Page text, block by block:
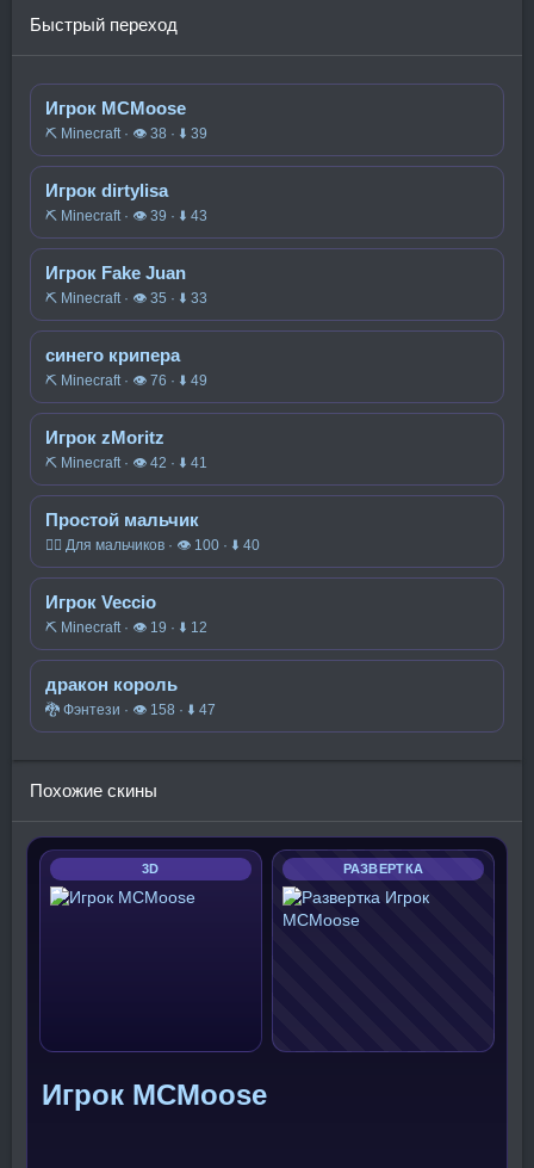
Быстрый переход
Игрок MCMoose
⛏️ Minecraft · 👁 38 · ⬇ 39
Игрок dirtylisa
⛏️ Minecraft · 👁 39 · ⬇ 43
Игрок Fake Juan
⛏️ Minecraft · 👁 35 · ⬇ 33
синего крипера
⛏️ Minecraft · 👁 76 · ⬇ 49
Игрок zMoritz
⛏️ Minecraft · 👁 42 · ⬇ 41
Простой мальчик
🧍‍♂️ Для мальчиков · 👁 100 · ⬇ 40
Игрок Veccio
⛏️ Minecraft · 👁 19 · ⬇ 12
дракон король
🐉 Фэнтези · 👁 158 · ⬇ 47
Похожие скины
3D РАЗВЕРТКА
Игрок MCMoose